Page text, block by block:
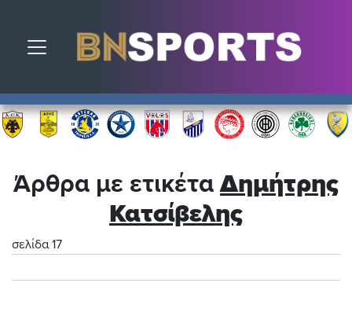
Toggle navigation
Άρθρα με ετικέταΔημήτρης
Κατσίβελης
σελίδα 17